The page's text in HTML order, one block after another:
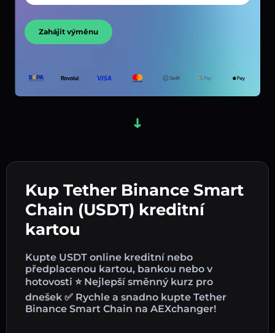
Kup Tether Binance Smart
Chain (USDT) kreditní
kartou
Kupte USDT online kreditní nebo
předplacenou kartou, bankou nebo v
hotovosti ⭐ Nejlepší směnný kurz pro
dnešek ✅ Rychle a snadno kupte Tether
Binance Smart Chain na AEXchanger!
Zahájit výměnu